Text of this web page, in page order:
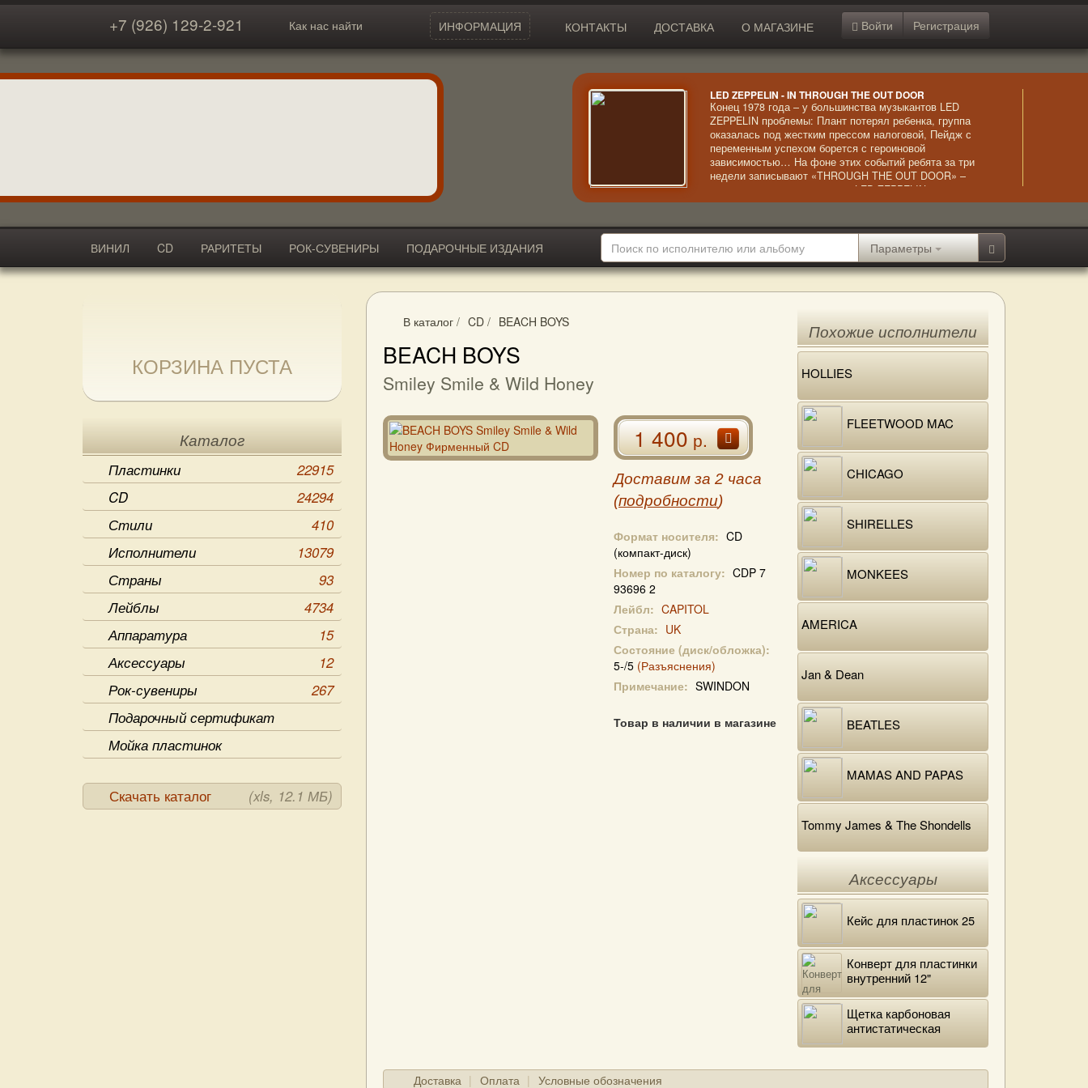
+7 (926) 129-2-921 Как нас найти ИНФОРМАЦИЯ КОНТАКТЫ ДОСТАВКА О МАГАЗИНЕ Войти Регистрация
LED ZEPPELIN - IN THROUGH THE OUT DOOR
Конец 1978 года – у большинства музыкантов LED
ZEPPELIN проблемы: Плант потерял ребенка, группа
оказалась под жестким прессом налоговой, Пейдж с
переменным успехом борется с героиновой
зависимостью… На фоне этих событий ребята за три
недели записывают «THROUGH THE OUT DOOR» –
альбом, благодаря которому LED ZEPPELIN ставит
собственный рекорд , выйдя на первые места в Billboard
запись с Джоном Бонэмом, погибшим в 1980 году.
ВИНИЛ CD РАРИТЕТЫ РОК-СУВЕНИРЫ
ПОДАРОЧНЫЕ ИЗДАНИЯ
АКСЕССУАРЫ
Параметры
КОРЗИНА ПУСТА
Каталог
Пластинки
22915
CD
24294
Стили
410
Исполнители
13079
Страны
93
Лейблы
4734
Аппаратура
15
Аксессуары
12
Рок-сувениры
267
Подарочный сертификат
Мойка пластинок
Скачать каталог (xls, 12.1 МБ)
В каталог / CD / BEACH BOYS
BEACH BOYS
Smiley Smile & Wild Honey
1 400р.
Доставим за 2 часа
(подробности)
Формат носителя: CD
(компакт-диск)
Номер по каталогу: CDP 7
93696 2
Лейбл: CAPITOL
Страна: UK
Состояние (диск/обложка):
5-/5 (Разъяснения)
Примечание: SWINDON
Товар в наличии в магазине
Похожие исполнители
HOLLIES
FLEETWOOD MAC
CHICAGO
SHIRELLES
MONKEES
AMERICA
Jan & Dean
BEATLES
MAMAS AND PAPAS
Tommy James & The Shondells
Аксессуары
Кейс для пластинок 25
Конверт для пластинки
внутренний 12"
Щетка карбоновая
антистатическая
Доставка Оплата Условные обозначения